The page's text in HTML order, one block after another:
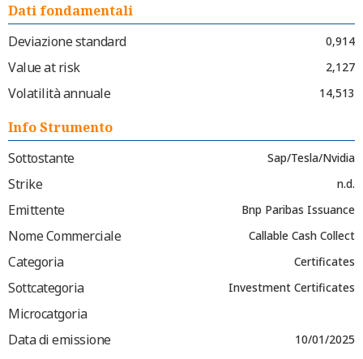
Dati fondamentali
Deviazione standard
0,914
Value at risk 2,127
Volatilità annuale 14,513
Info Strumento
Sottostante
Sap/Tesla/Nvidia
Strike n.d.
Emittente Bnp Paribas Issuance
Nome Commerciale Callable Cash Collect
Categoria Certificates
Sottcategoria Investment Certificates
Microcatgoria
Data di emissione
10/01/2025